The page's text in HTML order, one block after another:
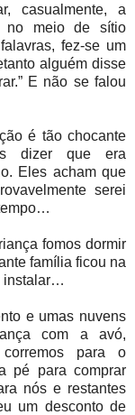
casualmente, a
no meio de sítio
fez-se um
alguém disse
E não se falou
é tão chocante
dizer que era
Eles acham que
serei
fomos dormir
família ficou na
instalar…
e umas nuvens
com a avó,
para o
pé para comprar
nós e restantes
um desconto de